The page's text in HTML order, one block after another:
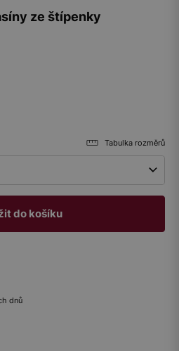
ze štípenky
Tabulka rozměrů
do košíku
dnů